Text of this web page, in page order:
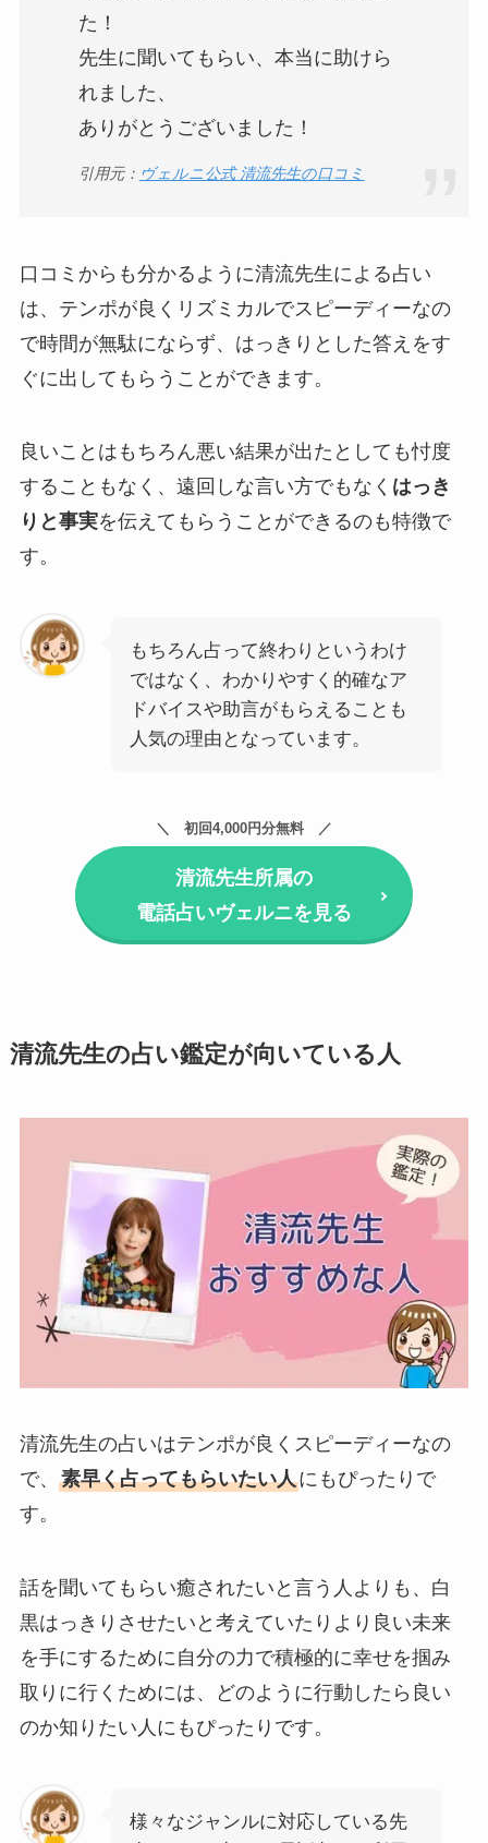
た！
先生に聞いてもらい、本当に助けら
れました、
ありがとうございました！
引用元： ヴェルニ公式 清流先生の口コミ
口コミからも分かるように清流先生による占い
は、テンポが良くリズミカルでスピーディーなの
で時間が無駄にならず、はっきりとした答えをす
ぐに出してもらうことができます。
良いことはもちろん悪い結果が出たとしても忖度
することもなく、遠回しな言い方でもなく はっき
りと事実を伝えてもらうことができるのも特徴で
す。
もちろん占って終わりというわけ
ではなく、わかりやすく的確なア
ドバイスや助言がもらえることも
人気の理由となっています。
初回4,000円分無料
清流先生所属の
電話占いヴェルニを見る
清流先生の占い鑑定が向いている人
清流先生の占いはテンポが良くスピーディーなの
で、 素早く占ってもらいたい人にもぴったりで
す。
話を聞いてもらい癒されたいと言う人よりも、白
黒はっきりさせたいと考えていたりより良い未来
を手にするために自分の力で積極的に幸せを掴み
取りに行くためには、どのように行動したら良い
のか知りたい人にもぴったりです。
様々なジャンルに対応している先